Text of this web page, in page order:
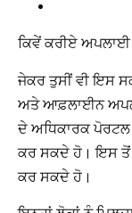
ਕਿਵੇਂ ਕਰੀਏ ਅਪਲਾਈ
ਜੇਕਰ ਤੁਸੀਂ ਵੀ ਇਸ
ਅਤੇ ਆਫ਼ਲਾਈਨ
ਦੇ ਅਧਿਕਾਰਕ ਪੋਰਟਲ
ਕਰ ਸਕਦੇ ਹੋ। ਇਸ ਤੋਂ
ਕਰ ਸਕਦੇ ਹੋ।